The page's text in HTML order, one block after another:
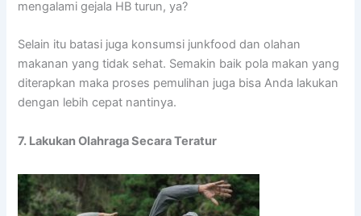
mengalami gejala HB turun, ya?
Selain itu batasi juga konsumsi junkfood dan olahan
makanan yang tidak sehat. Semakin baik pola makan yang
diterapkan maka proses pemulihan juga bisa Anda lakukan
dengan lebih cepat nantinya.
7. Lakukan Olahraga Secara Teratur